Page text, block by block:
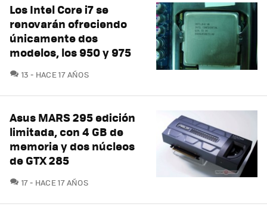
Los Intel Core i7 se
renovarán ofreciendo
únicamente dos
modelos, los 950 y 975
13 COMENTARIOS
HACE 17 AÑOS
Asus MARS 295 edición
limitada, con 4 GB de
memoria y dos núcleos
de GTX 285
17COMENTARIOS
HACE 17 AÑOS